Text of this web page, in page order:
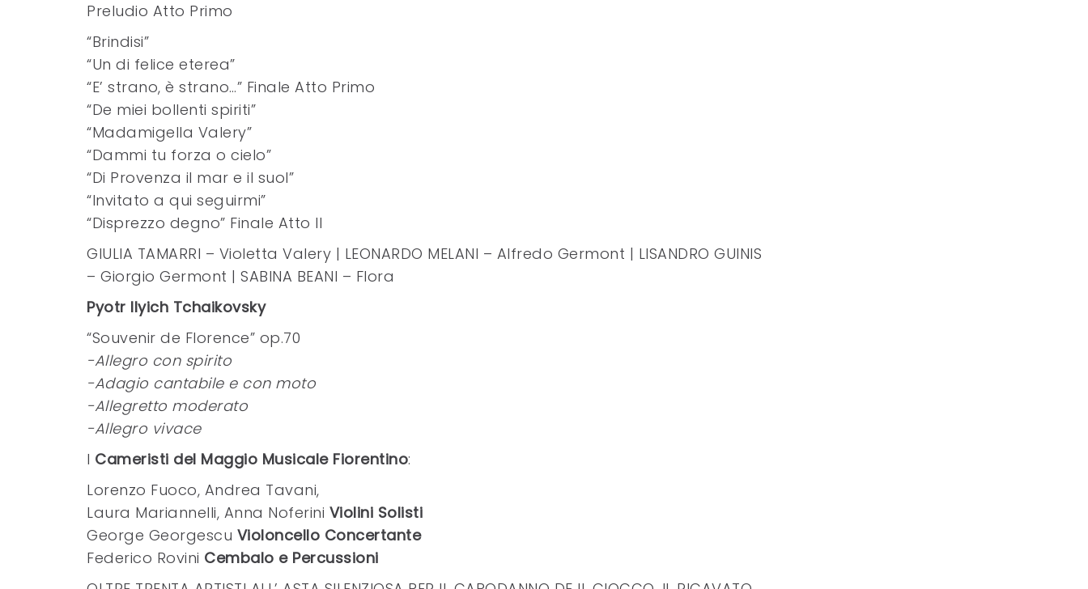
Preludio Atto Primo
“Brindisi”
“Un di felice eterea”
“E’ strano, è strano…” Finale Atto Primo
“De miei bollenti spiriti”
“Madamigella Valery”
“Dammi tu forza o cielo”
“Di Provenza il mar e il suol”
“Invitato a qui seguirmi”
“Disprezzo degno” Finale Atto II
GIULIA TAMARRI – Violetta Valery | LEONARDO MELANI – Alfredo Germont | LISANDRO GUINIS
– Giorgio Germont | SABINA BEANI – Flora
Pyotr Ilyich Tchaikovsky
“Souvenir de Florence” op.70
-Allegro con spirito
-Adagio cantabile e con moto
-Allegretto moderato
-Allegro vivace
I Cameristi del Maggio Musicale Fiorentino:
Lorenzo Fuoco, Andrea Tavani,
Laura Mariannelli, Anna Noferini Violini Solisti
George Georgescu Violoncello Concertante
Federico Rovini Cembalo e Percussioni